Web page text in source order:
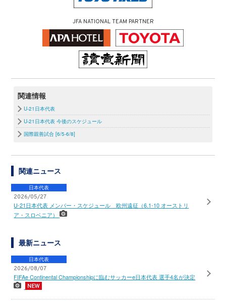
JFA NATIONAL TEAM PARTNER
関連情報
U-21日本代表
U-21日本代表 今後のスケジュール
国際親善試合 [6/5-6/8]
関連ニュース
日本代表
2026/05/27
U-21日本代表 メンバー・スケジュール 欧州遠征（6.1-10 オーストリ
ア・スロベニア）
最新ニュース
日本代表
2026/08/07
FIFAe Continental Championshipに臨むサッカーe日本代表 選手4名が決定